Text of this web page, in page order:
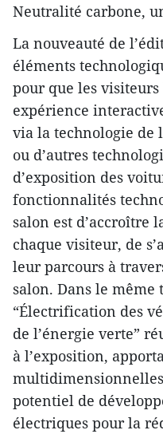
Neutralité carbone,
La nouveauté de
éléments
pour que les
expérience
via la technologie
ou d’autres
d’exposition des
fonctionnalités
salon est d’accroître
chaque visiteur, de
leur parcours à
salon. Dans le
“Électrification des
de l’énergie verte”
à l’exposition,
potentiel de
électriques pour la